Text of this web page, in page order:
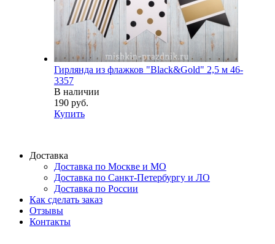
Гирлянда из флажков "Black&Gold" 2,5 м 46-
3357
В наличии
190 руб.
Купить
Доставка
Доставка по Москве и МО
Доставка по Санкт-Петербургу и ЛО
Доставка по России
Как сделать заказ
Отзывы
Контакты